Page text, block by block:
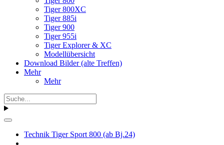
Tiger 800XC
Tiger 885i
Tiger 900
Tiger 955i
Tiger Explorer & XC
Modellübersicht
Download Bilder (alte Treffen)
Mehr
Mehr
Technik Tiger Sport 800 (ab Bj.24)